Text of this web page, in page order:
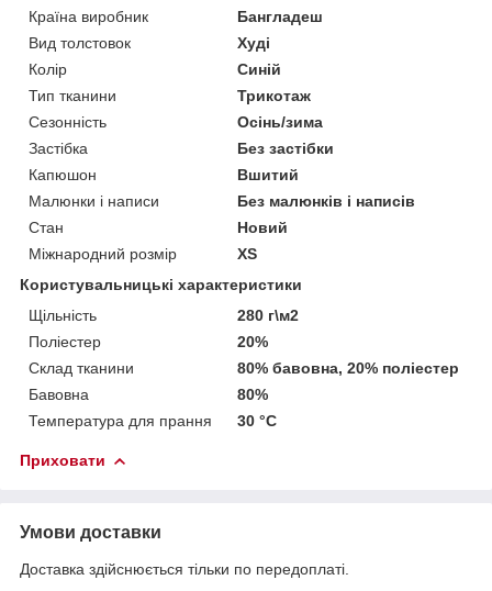
Країна виробник
Бангладеш
Вид толстовок
Худі
Колір
Синій
Тип тканини
Трикотаж
Сезонність
Осінь/зима
Застібка
Без застібки
Капюшон
Вшитий
Малюнки і написи
Без малюнків і написів
Стан
Новий
Міжнародний розмір
XS
Користувальницькі характеристики
Щільність
280 г\м2
Поліестер
20%
Склад тканини
80% бавовна, 20% поліестер
Бавовна
80%
Температура для прання
30 °C
Приховати
Умови доставки
Доставка здійснюється тільки по передоплаті.